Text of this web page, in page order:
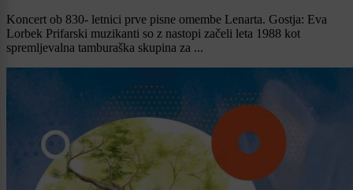
Koncert ob 830- letnici prve pisne omembe Lenarta. Gostja: Eva
Lorbek Prifarski muzikanti so z nastopi začeli leta 1988 kot
spremljevalna tamburaška skupina za ...